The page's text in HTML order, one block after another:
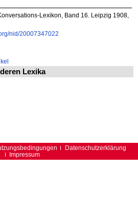
Lexikon, Band 16. Leipzig 1908,
nid/20007347022
Lexika
Datenschutzerklärung
Impressum